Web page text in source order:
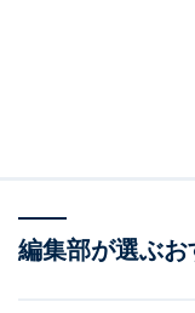
オーディオテク
編集部が選ぶお